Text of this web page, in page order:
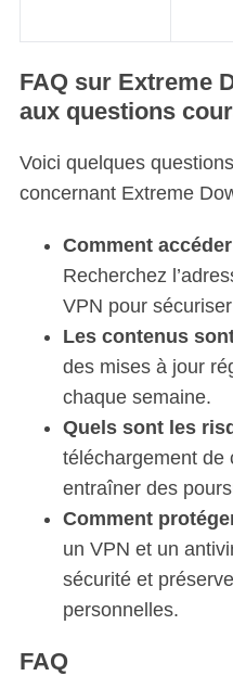
FAQ sur Extreme
aux questions
Voici quelques
concernant Extreme
Comment
Recherchez
VPN pour
Les contenus
des mises à jour
chaque semaine.
Quels sont les
téléchargement de
entraîner des
Comment
un VPN et un
sécurité et
personnelles.
FAQ